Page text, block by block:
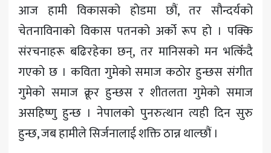
आज हामी विकासको होडमा छौं, तर सौन्दर्यको
चेतनाविनाको विकास पतनको अर्को रूप हो । पक्कि
संरचनाहरू बढिरहेका छन्, तर मानिसको मन भत्किँदै
गएको छ । कविता गुमेको समाज कठोर हुन्छस संगीत
गुमेको समाज क्रूर हुन्छस र शीतलता गुमेको समाज
असहिष्णु हुन्छ । नेपालको पुनरुत्थान त्यही दिन सुरु
हुन्छ, जब हामीले सिर्जनालाई शक्ति ठान्न थाल्छौं ।